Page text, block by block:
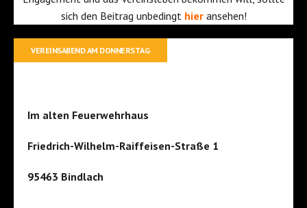
sich den Beitrag unbedingt hieransehen!
VEREINSABEND AM DONNERSTAG
Im alten Feuerwehrhaus
Friedrich-Wilhelm-Raiffeisen-Straße 1
95463 Bindlach